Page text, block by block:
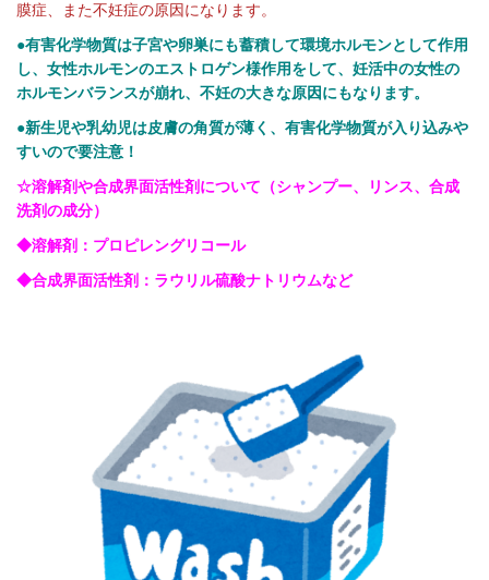
膜症、また不妊症の原因になります。
●有害化学物質は子宮や卵巣にも蓄積して環境ホルモンとして作用
し、女性ホルモンのエストロゲン様作用をして、妊活中の女性の
ホルモンバランスが崩れ、不妊の大きな原因にもなります。
●新生児や乳幼児は皮膚の角質が薄く、有害化学物質が入り込みや
すいので要注意！
☆溶解剤や合成界面活性剤について（シャンプー、リンス、合成
洗剤の成分）
◆溶解剤：プロピレングリコール
◆合成界面活性剤：ラウリル硫酸ナトリウムなど